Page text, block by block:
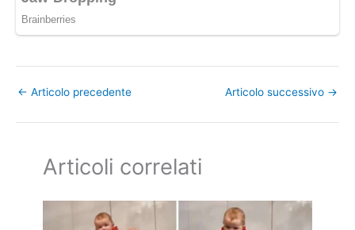
← Articolo precedente Articolo successivo →
Articoli correlati